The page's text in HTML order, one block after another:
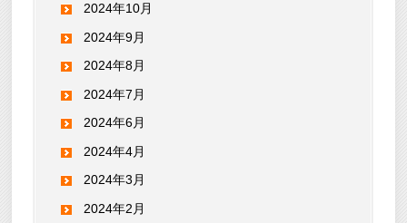
2024年10月
2024年9月
2024年8月
2024年7月
2024年6月
2024年4月
2024年3月
2024年2月